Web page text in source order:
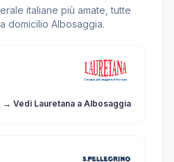
italiane più amate, tutte
domicilio Albosaggia.
→ Vedi Lauretana a Albosaggia